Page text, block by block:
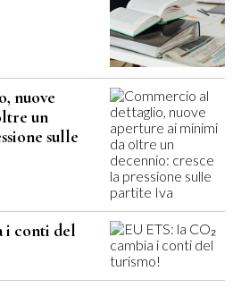
nuove
un
sulle
i conti del